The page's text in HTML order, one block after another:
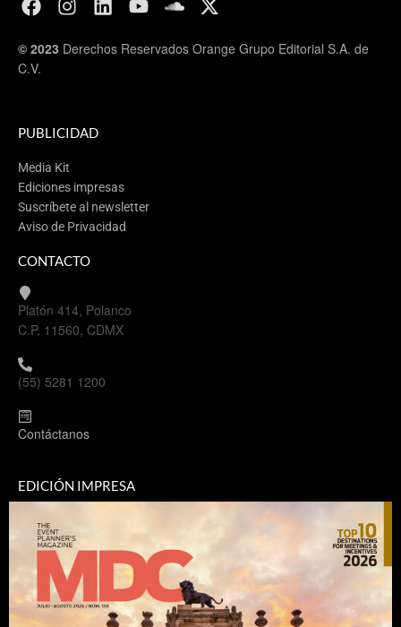
© 2023 Derechos Reservados Orange Grupo Editorial S.A. de
C.V.
PUBLICIDAD
Media Kit
Ediciones impresas
Suscríbete al newsletter
Aviso de Privacidad
CONTACTO
Platón 414, Polanco
C.P. 11560, CDMX
(55) 5281 1200
Contáctanos
EDICIÓN IMPRESA